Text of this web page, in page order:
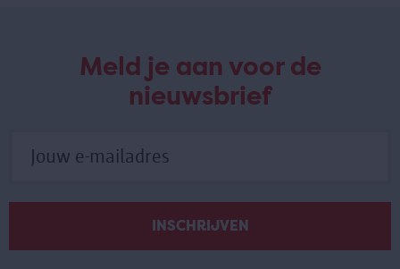
Meld je aan voor de
nieuwsbrief